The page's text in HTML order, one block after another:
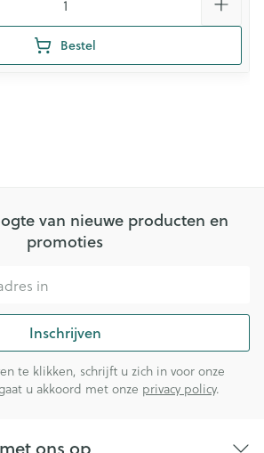
Bestel
van nieuwe producten en
promoties
Inschrijven
te klikken, schrijft u zich in voor onze
u akkoord met onze privacy policy.